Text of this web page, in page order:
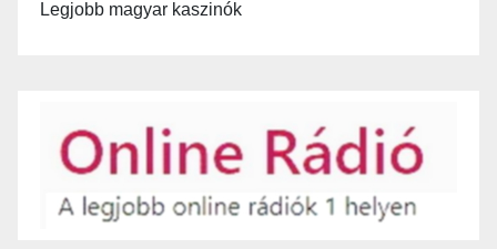
Legjobb magyar kaszinók